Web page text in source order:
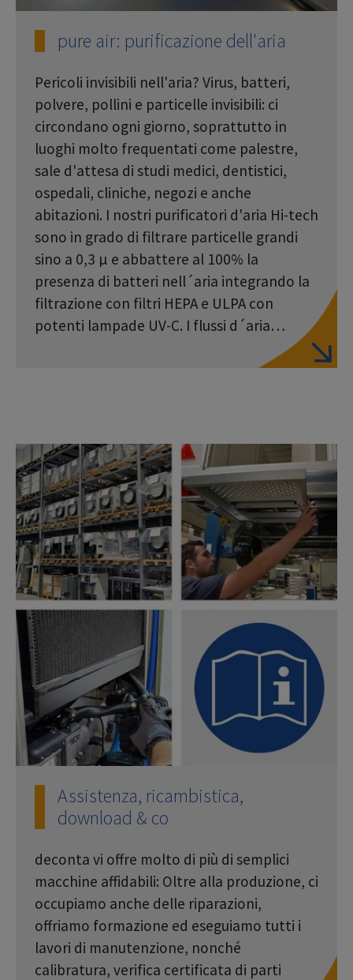
pure air: purificazione dell'aria
Pericoli invisibili nell'aria? Virus, batteri,
polvere, pollini e particelle invisibili: ci
circondano ogni giorno, soprattutto in
luoghi molto frequentati come palestre,
sale d'attesa di studi medici, dentistici,
ospedali, cliniche, negozi e anche
abitazioni. I nostri purificatori d'aria Hi-tech
sono in grado di filtrare particelle grandi
sino a 0,3 µ e abbattere al 100% la
presenza di batteri nell´aria integrando la
filtrazione con filtri HEPA e ULPA con
potenti lampade UV-C. I flussi d´aria…
Assistenza, ricambistica,
download & co
deconta vi offre molto di più di semplici
macchine affidabili: Oltre alla produzione, ci
occupiamo anche delle riparazioni,
offriamo formazione ed eseguiamo tutti i
lavori di manutenzione, nonché
calibratura, verifica certificata di parti